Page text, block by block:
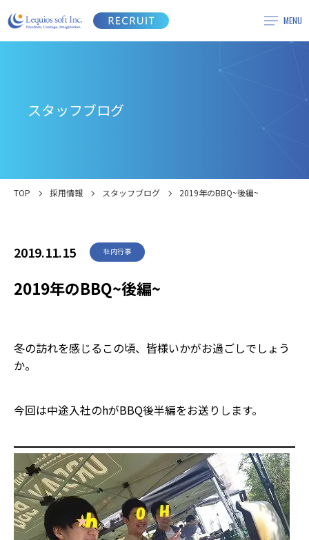
スタッフブログ
TOP 採用情報 スタッフブログ 2019年のBBQ~後編~
2019.11.15 社内行事
2019年のBBQ~後編~
冬の訪れを感じるこの頃、皆様いかがお過ごしでしょう
か。
今回は中途入社のhがBBQ後半編をお送りします。